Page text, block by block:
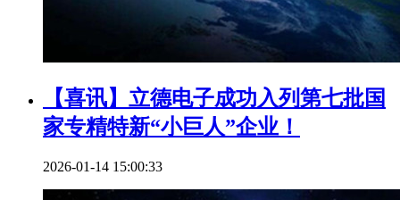
【喜讯】立德电子成功入列第七批国
家专精特新“小巨人”企业！
2026-01-14 15:00:33